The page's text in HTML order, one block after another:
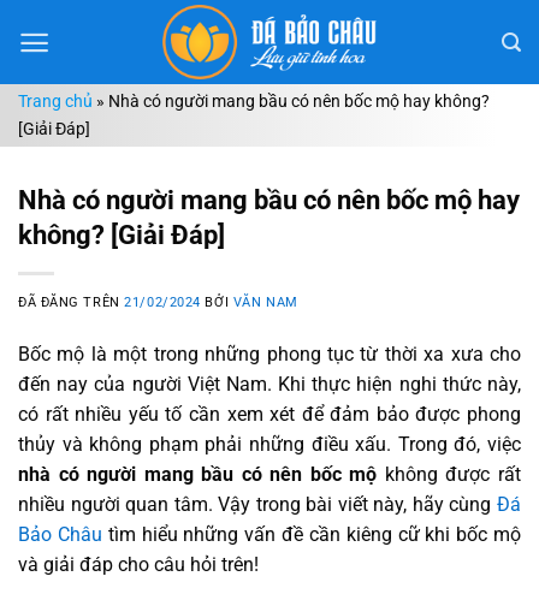
đến
dungTrang chủ » Nhà có người mang bầu có nên bốc mộ hay không?
[Giải Đáp]
Nhà có người mang bầu có nên bốc mộ hay
không? [Giải Đáp]
ĐÃ ĐĂNG TRÊN21/02/2024 BỞI VĂN NAM
Bốc mộ là một trong những phong tục từ thời xa xưa cho
đến nay của người Việt Nam. Khi thực hiện nghi thức này,
có rất nhiều yếu tố cần xem xét để đảm bảo được phong
thủy và không phạm phải những điều xấu. Trong đó, việc
nhà có người mang bầu có nên bốc mộ không được rất
nhiều người quan tâm. Vậy trong bài viết này, hãy cùng Đá
Bảo Châu tìm hiểu những vấn đề cần kiêng cữ khi bốc mộ
và giải đáp cho câu hỏi trên!